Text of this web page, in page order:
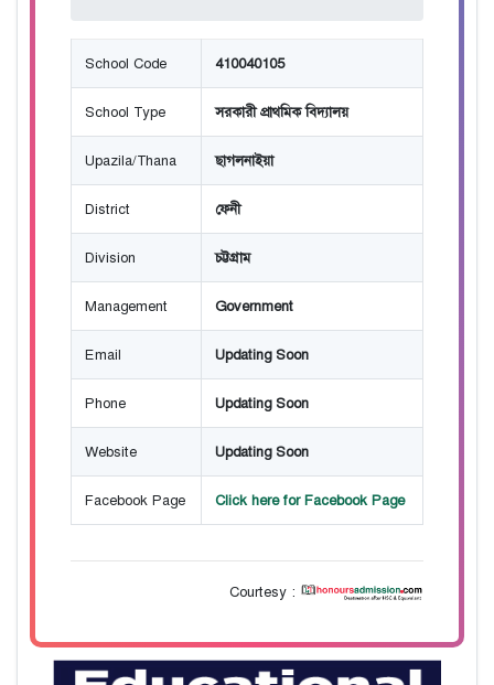
School Code 410040105
School Type সরকারী প্রাথমিক বিদ্যালয়
Upazila/Thana ছাগলনাইয়া
District ফেনী
Division চট্টগ্রাম
Management Government
Email Updating Soon
Phone Updating Soon
Website Updating Soon
Facebook Page Click here for Facebook Page
Courtesy :